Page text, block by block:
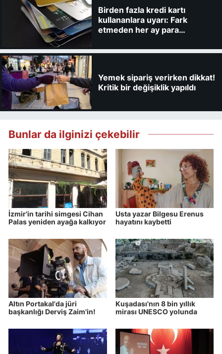
Birden fazla kredi kartı
kullananlara uyarı: Fark
etmeden her ay para
Yemek sipariş verirken dikkat!
Kritik bir değişiklik yapıldı
Bunlar da ilginizi çekebilir
İzmir'in tarihi simgesi Cihan
Palas yeniden ayağa kalkıyor
Usta yazar Bilgesu Erenus
hayatını kaybetti
Altın Portakal'da jüri
başkanlığı Derviş Zaim'in!
Kuşadası'nın 8 bin yıllık
mirası UNESCO yolunda